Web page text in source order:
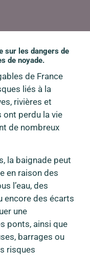
sur les dangers de
de noyade.
de France
liés à la
rivières et
ont perdu la vie
de nombreux
la baignade peut
en raison des
l’eau, des
encore des écarts
une
ponts, ainsi que
barrages ou
risques